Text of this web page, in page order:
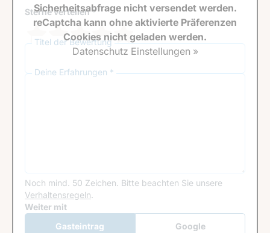
Sterne verteilen *
Titel der Bewertung
Deine Erfahrungen *
Noch mind. 50 Zeichen. Bitte beachten Sie unsere
Verhaltensregeln.
Google Recaptcha
Weiter mit
Gasteintrag
Google
Sicherheitsabfrage nicht versendet werden.
reCaptcha kann ohne aktivierte Präferenzen
Cookies nicht geladen werden.
Datenschutz Einstellungen »